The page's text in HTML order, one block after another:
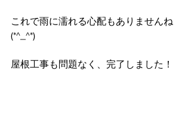
これで雨に濡れる心配もありませんね
(*^_^*)
屋根工事も問題なく、完了しました！